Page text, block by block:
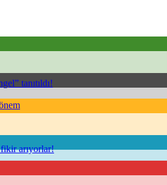
tanıtıldı!
arıyorlar!